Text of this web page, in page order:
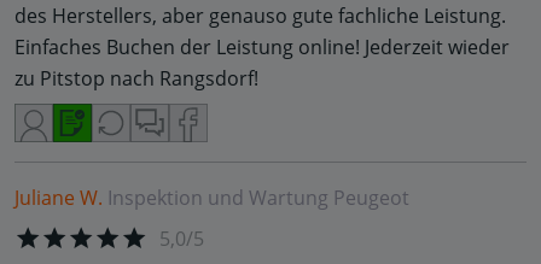
des Herstellers, aber genauso gute fachliche Leistung.
Einfaches Buchen der Leistung online! Jederzeit wieder
zu Pitstop nach Rangsdorf!
Juliane W. Inspektion und Wartung Peugeot
5,0/5